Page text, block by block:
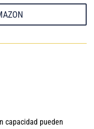
capacidad pueden